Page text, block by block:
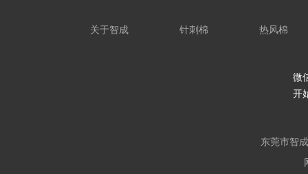
关于智成 针刺棉 热风棉
微
开
东莞市智